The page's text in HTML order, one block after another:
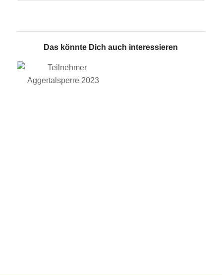
Das könnte Dich auch interessieren